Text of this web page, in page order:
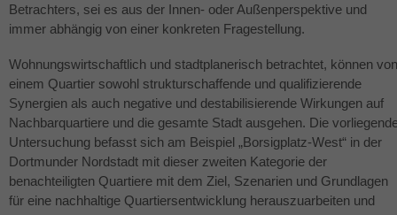
Betrachters, sei es aus der Innen- oder Außenperspektive und
immer abhängig von einer konkreten Fragestellung.
Wohnungswirtschaftlich und stadtplanerisch betrachtet, können von
einem Quartier sowohl strukturschaffende und qualifizierende
Synergien als auch negative und destabilisierende Wirkungen auf
Nachbarquartiere und die gesamte Stadt ausgehen. Die
Untersuchung befasst sich am Beispiel „Borsigplatz-West“ in der
Dortmunder Nordstadt mit dieser zweiten Kategorie der
benachteiligten Quartiere mit dem Ziel, Szenarien und Grundlagen
für eine nachhaltige Quartiersentwicklung herauszuarbeiten und